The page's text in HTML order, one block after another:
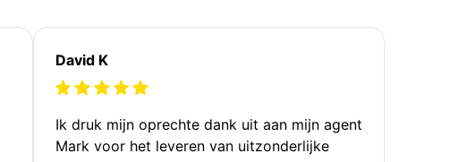
David K
Ik druk mijn oprechte dank uit aan mijn agent
Mark voor het leveren van uitzonderlijke